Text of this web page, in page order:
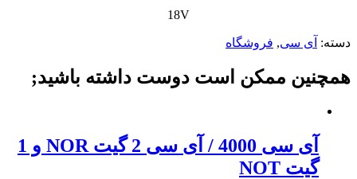
18V
دسته: آی سی, فروشگاه
همچنین ممکن است دوست داشته باشید;
آی سی 4000 / آی سی 2 گیت NOR و 1
گیت NOT